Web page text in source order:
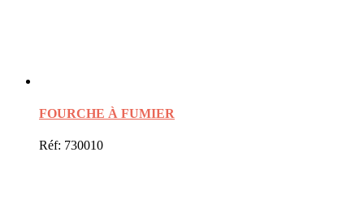
FOURCHE À FUMIER
Réf: 730010